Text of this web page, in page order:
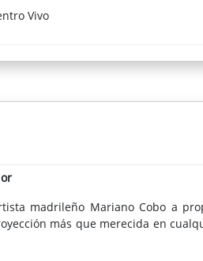
Vivo
madrileño Mariano Cobo a
más que merecida en